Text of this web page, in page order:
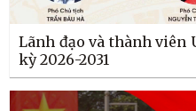
Lãnh đạo và thành viên
kỳ 2026-2031